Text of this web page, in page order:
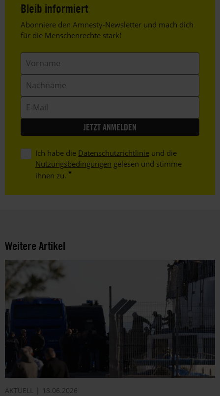
Bleib informiert
Header
Text
Abonniere den Amnesty-Newsletter und mach dich
für die Menschenrechte stark!
Mail
Ich habe die Datenschutzrichtlinie und die
Nutzungsbedingungen gelesen und stimme
ihnen zu.
Weitere Artikel
AKTUELL 18.06.2026